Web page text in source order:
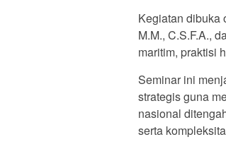
Kegiatan dibuka
M.M., C.S.F.A.,
maritim, praktisi
Seminar ini
strategis guna
nasional
serta